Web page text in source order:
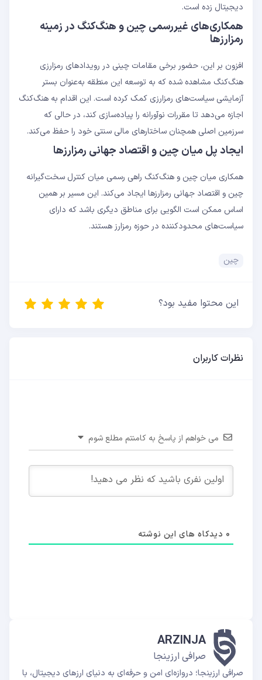
دیجیتال زده است.
همکاری‌های غیررسمی چین و هنگ‌کنگ در زمینه
رمزارزها
افزون بر این، حضور برخی مقامات چینی در رویدادهای رمزارزی
هنگ‌کنگ مشاهده شده که به توسعه این منطقه به‌عنوان بستر
آزمایشی سیاست‌های رمزارزی کمک کرده است. این اقدام به هنگ‌کنگ
اجازه می‌دهد تا مقررات نوآورانه را پیاده‌سازی کند، در حالی که
سرزمین اصلی همچنان ساختارهای مالی سنتی خود را حفظ می‌کند.
ایجاد پل میان چین و اقتصاد جهانی رمزارزها
همکاری میان چین و هنگ‌کنگ راهی رسمی میان کنترل سخت‌گیرانه
چین و اقتصاد جهانی رمزارزها ایجاد می‌کند. این مسیر بر همین
اساس ممکن است الگویی برای مناطق دیگری باشد که دارای
سیاست‌های محدودکننده در حوزه رمزارز هستند.
چین
این محتوا مفید بود؟
نظرات کاربران
می خواهم از پاسخ به کامنتم مطلع شوم
0 دیدکاه های این نوشته
ARZINJA
صرافی ارزینجا
صرافی ارزینجا؛ دروازه‌ای امن و حرفه‌ای به دنیای ارزهای دیجیتال، با